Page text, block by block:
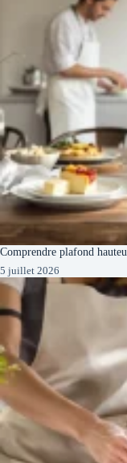
Comprendre plafond
5 juillet 2026